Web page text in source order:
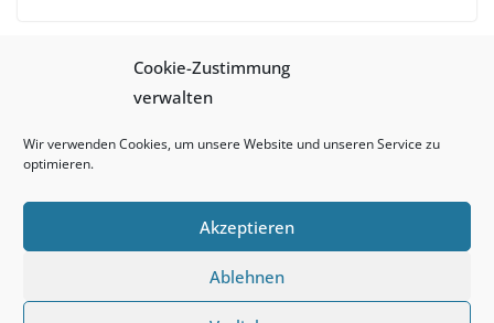
Cookie-Zustimmung
verwalten
Wir verwenden Cookies, um unsere Website und unseren Service zu
optimieren.
Akzeptieren
Ablehnen
MU10 wird in der zweiten Saison hintereinander
Bezirksmeister!
Basketball Club Wiesbaden